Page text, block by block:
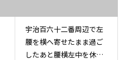
宇治百六十二番周辺で左
腰を横へ寄せたまま過ご
したあと腰横左中を休め